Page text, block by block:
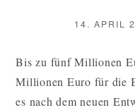
14. APRIL
Bis zu fünf Millionen
Millionen Euro für die
es nach dem neuen